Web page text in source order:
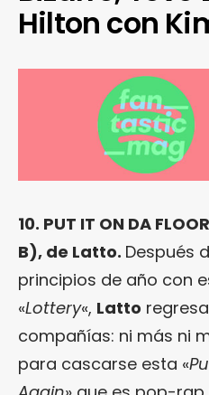
Hilton con
10. PUT IT ON DA
B), de Latto. Después
principios de año con
«Lottery«, Latto
compañías: ni más ni
para cascarse esta «